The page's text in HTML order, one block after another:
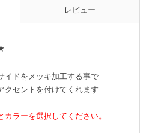
レビュー
イドをメッキ加工する事で
クセントを付けてくれます
ラーを選択してください。